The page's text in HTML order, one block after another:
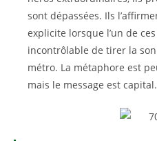
sont dépassées. Ils
explicite lorsque l’un de
incontrôlable de tirer la
métro. La métaphore est
mais le message est capital.